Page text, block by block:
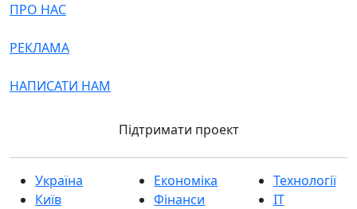
ПРО НАС
РЕКЛАМА
НАПИСАТИ НАМ
Підтримати проект
Україна
Київ
Економіка
Фінанси
Технології
IT